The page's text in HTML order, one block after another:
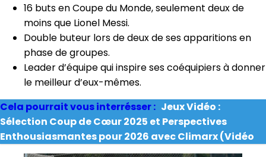
16 buts en Coupe du Monde, seulement deux de
moins que Lionel Messi.
Double buteur lors de deux de ses apparitions en
phase de groupes.
Leader d’équipe qui inspire ses coéquipiers à donner
le meilleur d’eux-mêmes.
Cela pourrait vous interrésser : Jeux Vidéo :
Sélection Coup de Cœur 2025 et Perspectives
Enthousiasmantes pour 2026 avec Climarx (Vidéo